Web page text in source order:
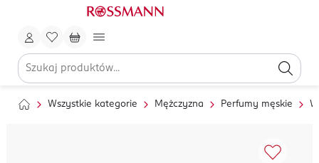
Wszystkie kategorie Mężczyzna Perfumy męskie